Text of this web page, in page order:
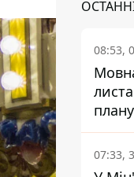
08:53,
07:33,